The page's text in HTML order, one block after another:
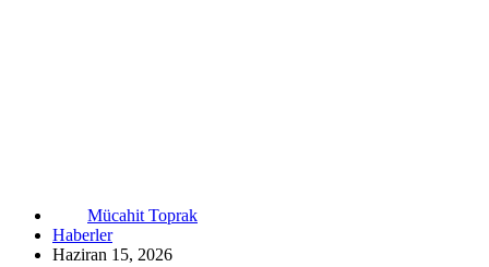
Mücahit Toprak
Haberler
Haziran 15, 2026